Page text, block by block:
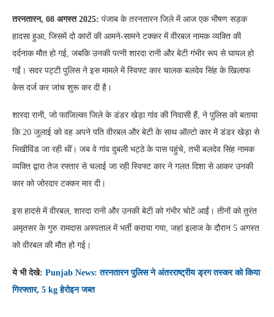
तरनतारन, 08 अगस्त 2025: पंजाब के तरनतारन जिले में आज एक भीषण सड़क
हादसा हुआ, जिसमें दो कारों की आमने-सामने टक्कर में वीरबल नामक व्यक्ति की
दर्दनाक मौत हो गई, जबकि उनकी पत्नी शारदा रानी और बेटी गंभीर रूप से घायल हो
गईं। सदर पट्टी पुलिस ने इस मामले में स्विफ्ट कार चालक बलदेव सिंह के खिलाफ
केस दर्ज कर जांच शुरू कर दी है।
शारदा रानी, जो फाजिल्का जिले के डंडर खेड़ा गांव की निवासी हैं, ने पुलिस को बताया
कि 20 जुलाई को वह अपने पति वीरबल और बेटी के साथ ऑल्टो कार में डंडर खेड़ा से
भिखीविंड जा रही थीं। जब वे गांव दुबली भट्ठे के पास पहुंचे, तभी बलदेव सिंह नामक
व्यक्ति द्वारा तेज रफ्तार से चलाई जा रही स्विफ्ट कार ने गलत दिशा से आकर उनकी
कार को जोरदार टक्कर मार दी।
इस हादसे में वीरबल, शारदा रानी और उनकी बेटी को गंभीर चोटें आईं। तीनों को तुरंत
अमृतसर के गुरु रामदास अस्पताल में भर्ती कराया गया, जहां इलाज के दौरान 5 अगस्त
को वीरबल की मौत हो गई।
ये भी देखे: Punjab News: तरनतारन पुलिस ने अंतरराष्ट्रीय ड्रग तस्कर को किया
गिरफ्तार, 5 kg हेरोइन जब्त